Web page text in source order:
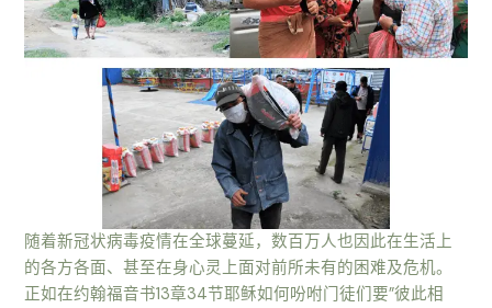
随着新冠状病毒疫情在全球蔓延，数百万人也因此在生活上
的各方各面、甚至在身心灵上面对前所未有的困难及危机。
正如在约翰福音书13章34节耶稣如何吩咐门徒们要”彼此相